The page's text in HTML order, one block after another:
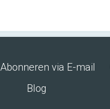
Abonneren via E-mail
Blog